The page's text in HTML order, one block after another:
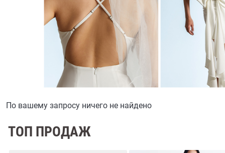
По вашему запросу ничего не найдено
ТОП ПРОДАЖ